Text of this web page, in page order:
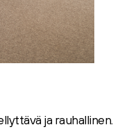
ja rauhallinen.